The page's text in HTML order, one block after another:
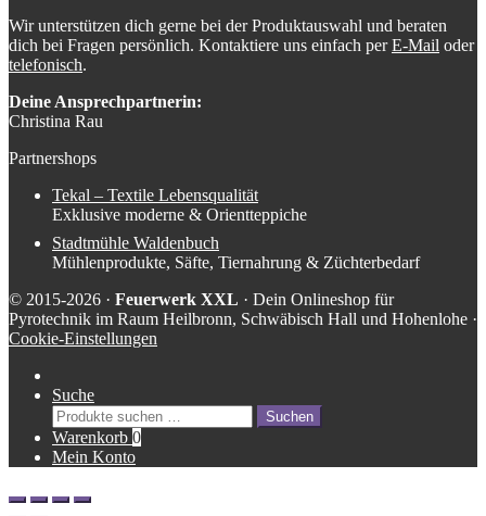
Wir unterstützen dich gerne bei der Produktauswahl und beraten
dich bei Fragen persönlich. Kontaktiere uns einfach perE-Mail oder
telefonisch.
Deine Ansprechpartnerin:
Christina Rau
Partnershops
Tekal – Textile Lebensqualität
Exklusive moderne & Orientteppiche
Stadtmühle Waldenbuch
Mühlenprodukte, Säfte, Tiernahrung & Züchterbedarf
© 2015-2026 · Feuerwerk XXL · Dein Onlineshop für
Pyrotechnik im Raum Heilbronn, Schwäbisch Hall und Hohenlohe ·
Cookie-Einstellungen
Suche
Suche
nach:
Suchen
Warenkorb 0
Mein Konto